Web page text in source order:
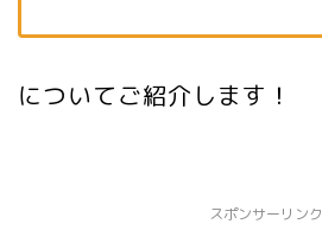
についてご紹介します！
スポンサーリンク